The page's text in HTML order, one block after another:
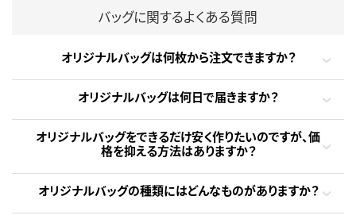
バッグに関するよくある質問
オリジナルバッグは何枚から注文できますか？
オリジナルバッグは何日で届きますか？
オリジナルバッグをできるだけ安く作りたいのですが、価
格を抑える方法はありますか？
オリジナルバッグの種類にはどんなものがありますか？